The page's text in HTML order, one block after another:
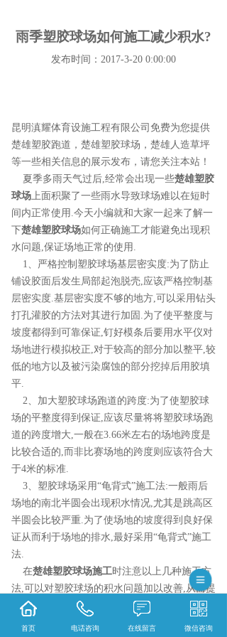
雨季塑胶球场如何施工减少积水?
发布时间：2017-3-20 0:00:00
昆明滇耀体育设施工程有限公司免费为您提供
楚雄塑胶跑道 ，楚雄塑胶球场，楚雄人造草坪
等一些相关信息的展示发布，请您关注本站！
夏季多雨天气过后,经常会出现一些楚雄塑胶
球场上面积聚了一些雨水导致球场难以在短时
间内正常使用.今天小编就和大家一起来了解一
下楚雄塑胶球场如何正确施工才能避免出现积
水问题,保证场地正常的使用.
1、严格控制塑胶球场基层密实度:为了防止
铺设胶面后发生局部起泡脱壳,应该严格控制基
层密实度.基层密实度不够的地方,可以采用钻头
打孔灌胶的方法对其进行加固.为了使平整度与
坡度都得到可靠保证,钉好模条后要用水平仪对
场地进行模拟校正,对于较高的部分加以整平,较
低的地方以及被污染腐蚀的部分挖掉后用胶填
平.
2、加大塑胶球场跑道的跨度:为了使塑胶球
场的平整度得到保证,应该尽量将将塑胶球场跑
道的跨度增大,一般在3.66米左右的场地跨度是
比较合适的,而非比赛场地的跨度则应该符合大
于4米的标准.
3、塑胶球场采用“龟背式”施工法:一般雨后
场地的南北半圆会出现积水情况,尤其是跳高区
半圆会比较严重.为了使场地的坡度得到良好保
证从而利于场地的排水,最好采用“龟背式”施工
法.
在楚雄塑胶球场施工时注意以上几种施工方
法,可以对塑胶球场的积水问题加以改善,从而提
高场地利用率,得到更好的使用效果.
首页 电话咨询 在线留言 微信咨询